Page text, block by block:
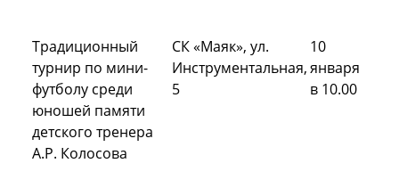
Традиционный
турнир по мини-
футболу среди
юношей памяти
детского тренера
А.Р. Колосова
СК «Маяк», ул.
Инструментальная,
5
10
января
в 10.00